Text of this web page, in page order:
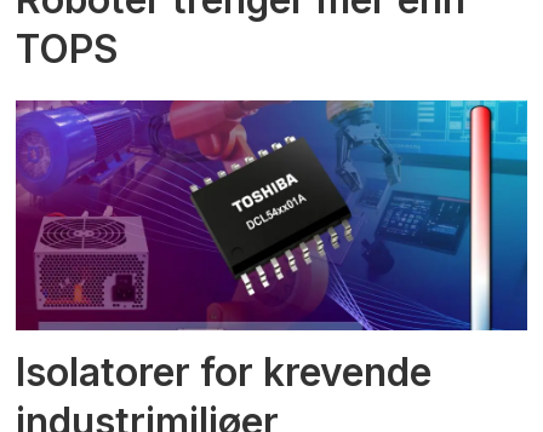
TOPS
Isolatorer for krevende
industrimiljøer